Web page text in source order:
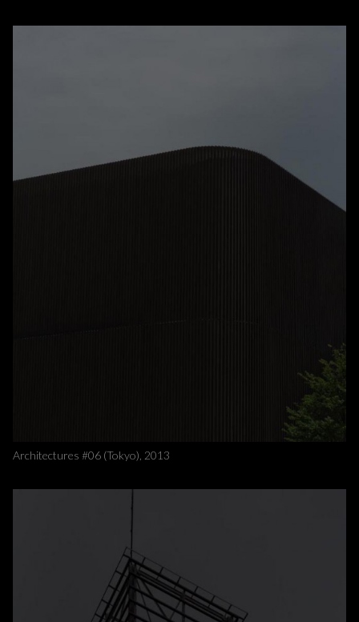
Architectures #06 (Tokyo), 2013